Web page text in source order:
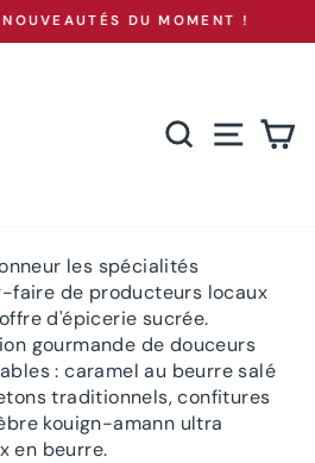
Diaporama
DU MOMENT !
les spécialités
faire de producteurs locaux
d'épicerie sucrée.
gourmande de douceurs
: caramel au beurre salé
traditionnels, confitures
kouign-amann ultra
en beurre.